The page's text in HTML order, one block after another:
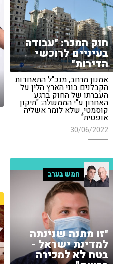
חוק המכר: "עבודה
בעיניים לרוכשי
הדירות"
אמנון מרחב, מנכ"ל התאחדות
הקבלנים בוני הארץ הלין על
העברתו של החוק ברגע
האחרון ע"י הממשלה: "תיקון
קוסמטי, שלא לומר אשליה
אופטית"
30/06/2022
חמש בערב
"זו מתנה שנינתה
למדינת ישראל -
בטח לא למכירה